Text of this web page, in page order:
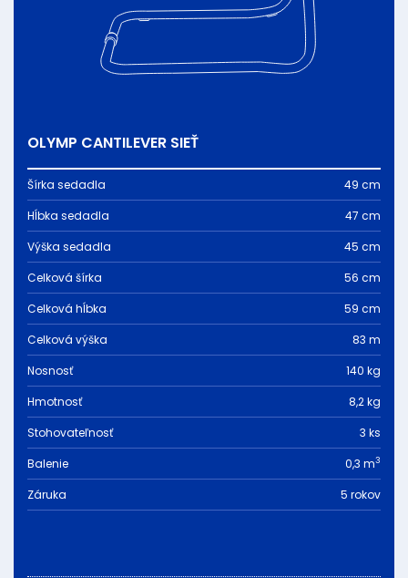
OLYMP CANTILEVER SIEŤ
Šírka sedadla
49 cm
Hĺbka sedadla
47 cm
Výška sedadla
45 cm
Celková šírka
56 cm
Celková hĺbka
59 cm
Celková výška
83 m
Nosnosť
140 kg
Hmotnosť
8,2 kg
Stohovateľnosť
3 ks
Balenie
0,3 m3
Záruka 5 rokov